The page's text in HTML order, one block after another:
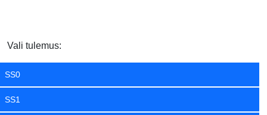
Vali tulemus:
SS0
SS1